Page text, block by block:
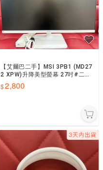
【艾爾巴二手】MSI 3PB1 (MD27
2 XPW)升降美型螢幕 27吋#二手
螢幕#保固中#桃園店00195
2,800